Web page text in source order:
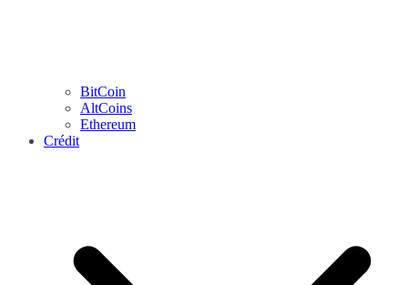
BitCoin
AltCoins
Ethereum
Crédit